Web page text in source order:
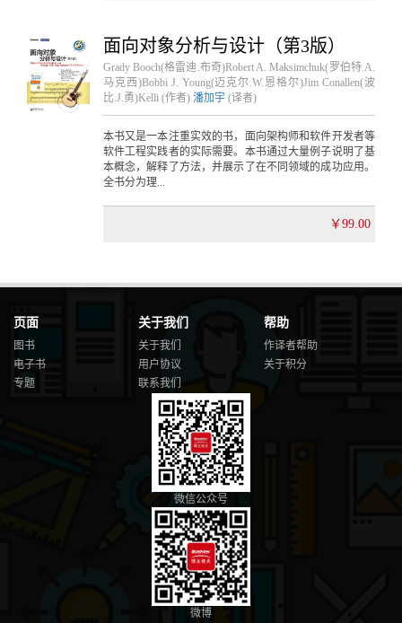
面向对象分析与设计（第3版）
Grady Booch(格雷迪.布奇)Robert A. Maksimchuk(罗伯特.A.
马克西)Bobbi J. Young(迈克尔.W.恩格尔)Jim Conallen(波
比.J.勇)Kelli (作者) 潘加宇 (译者)
本书又是一本注重实效的书，面向架构师和软件开发者等
软件工程实践者的实际需要。本书通过大量例子说明了基
本概念，解释了方法，并展示了在不同领域的成功应用。
全书分为理...
￥99.00
页面
图书
电子书
专题
关于我们
关于我们
用户协议
联系我们
帮助
作译者帮助
关于积分
微信公众号
微博